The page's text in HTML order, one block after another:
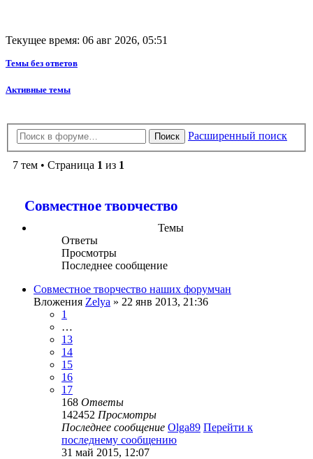
Текущее время: 06 авг 2026, 05:51
Темы без ответов
Активные темы
Поиск Расширенный поиск
7 тем • Страница 1 из 1
Совместное творчество
Темы
Ответы
Просмотры
Последнее сообщение
Совместное творчество наших форумчан
Вложения Zelya » 22 янв 2013, 21:36
1
…
13
14
15
16
17
168 Ответы
142452 Просмотры
Последнее сообщение Olga89 Перейти к
последнему сообщению
31 май 2015, 12:07